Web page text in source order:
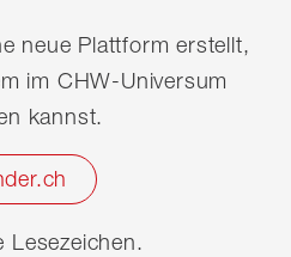
neue Plattform erstellt,
im CHW-Universum
kannst.
Lesezeichen.